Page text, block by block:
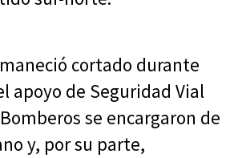
cortado durante
apoyo de Seguridad Vial
se encargaron de
y, por su parte,